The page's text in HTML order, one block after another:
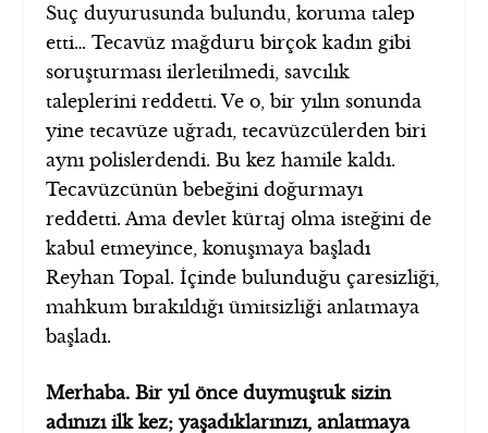
Suç duyurusunda bulundu, koruma talep
etti… Tecavüz mağduru birçok kadın gibi
soruşturması ilerletilmedi, savcılık
taleplerini reddetti. Ve o, bir yılın sonunda
yine tecavüze uğradı, tecavüzcülerden biri
aynı polislerdendi. Bu kez hamile kaldı.
Tecavüzcünün bebeğini doğurmayı
reddetti. Ama devlet kürtaj olma isteğini de
kabul etmeyince, konuşmaya başladı
Reyhan Topal. İçinde bulunduğu çaresizliği,
mahkum bırakıldığı ümitsizliği anlatmaya
başladı.
Merhaba. Bir yıl önce duymuştuk sizin
adınızı ilk kez; yaşadıklarınızı, anlatmaya